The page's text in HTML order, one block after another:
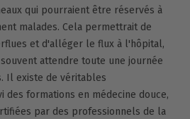
qui pourraient être réservés à
malades. Cela permettrait de
et d'alléger le flux à l'hôpital,
attendre toute une journée
Il existe de véritables
des formations en médecine douce,
par des professionnels de la